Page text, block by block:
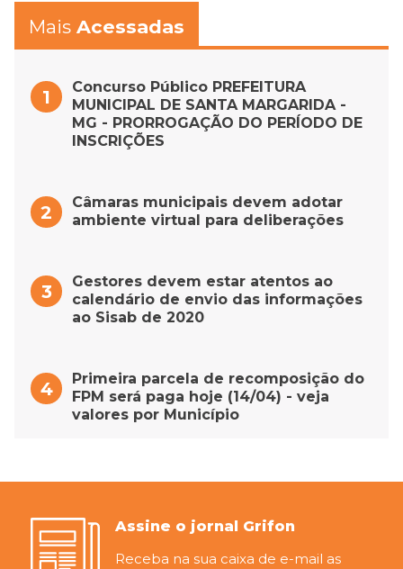
Mais Acessadas
Concurso Público PREFEITURA
MUNICIPAL DE SANTA MARGARIDA -
MG - PRORROGAÇÃO DO PERÍODO DE
INSCRIÇÕES
Câmaras municipais devem adotar
ambiente virtual para deliberações
Gestores devem estar atentos ao
calendário de envio das informações
ao Sisab de 2020
Primeira parcela de recomposição do
FPM será paga hoje (14/04) - veja
valores por Município
Assine o jornal Grifon
Receba na sua caixa de e-mail as